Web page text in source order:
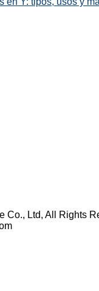
Co., Ltd, All Rights